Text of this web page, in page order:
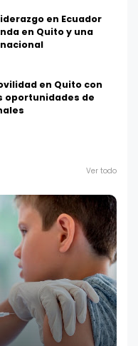
en Ecuador
en Quito y una
en Quito con
oportunidades de
Ver todo